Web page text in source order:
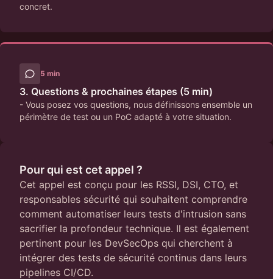
concret.
5 min
3. Questions & prochaines étapes (5 min)
- Vous posez vos questions, nous définissons ensemble un
périmètre de test ou un PoC adapté à votre situation.
Pour qui est cet appel ?
Cet appel est conçu pour les RSSI, DSI, CTO, et
responsables sécurité qui souhaitent comprendre
comment automatiser leurs tests d'intrusion sans
sacrifier la profondeur technique. Il est également
pertinent pour les DevSecOps qui cherchent à
intégrer des tests de sécurité continus dans leurs
pipelines CI/CD.